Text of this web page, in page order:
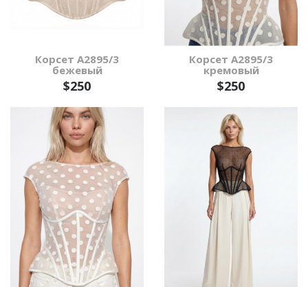
Корсет А2895/3
бежевый
$250
Корсет А2895/3
кремовый
$250